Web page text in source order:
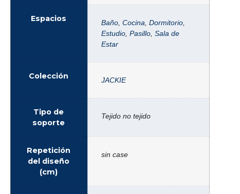
Espacios Baño Cocina Dormitorio
Estudio Pasillo Sala de
Estar
Colección JACKIE
Tipo de
soporte
Tejido no tejido
Repetición
del diseño
(cm)
sin case